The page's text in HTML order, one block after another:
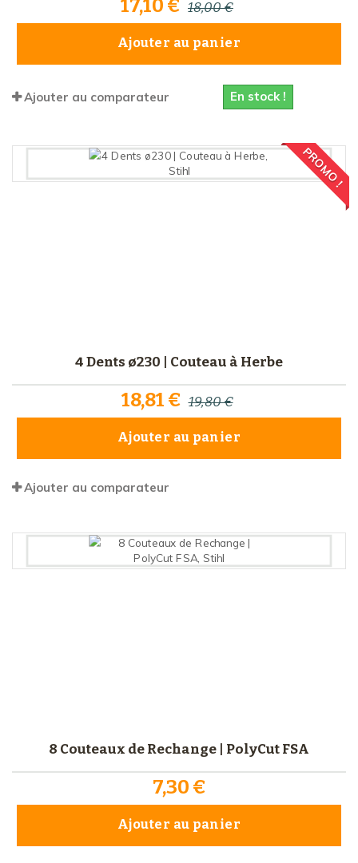
17,10 € 18,00 €
Ajouter au panier
Ajouter au comparateur En stock !
PROMO !
4 Dents ø230 | Couteau à Herbe
18,81 € 19,80 €
Ajouter au panier
Ajouter au comparateur
8 Couteaux de Rechange | PolyCut FSA
7,30 €
Ajouter au panier